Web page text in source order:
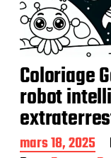
Coloriage
robot
D
mars 18, 2025